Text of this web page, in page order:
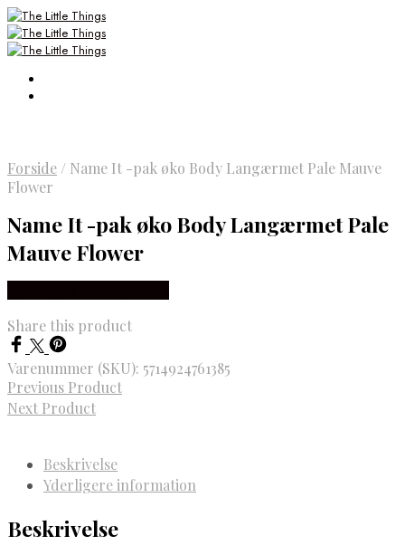
Forside / Name It -pak øko Body Langærmet Pale Mauve
Flower
Name It -pak øko Body Langærmet Pale
Mauve Flower
Share this product
Varenummer (SKU): 5714924761385
Previous Product
Next Product
Beskrivelse
Yderligere information
Beskrivelse